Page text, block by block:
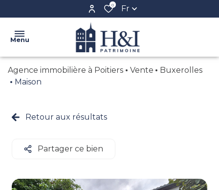
0 Fr
Menu
ACCUEIL
NOS
BIENS
CONFIEZ
BIEN
Agence immobilière à Poitiers Vente
Buxerolles
Maison
Retour aux résultats
Partager ce bien